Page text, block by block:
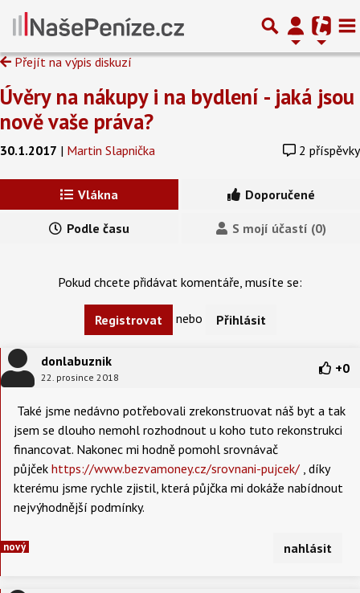
Přejít na výpis diskuzí
Úvěry na nákupy i na bydlení - jaká jsou
nově vaše práva?
30.1.2017 | Martin Slapnička 2 příspěvky
Vlákna Doporučené
Podle času S mojí účastí (0)
Pokud chcete přidávat komentáře, musíte se:
Registrovat nebo Přihlásit
donlabuznik
22. prosince 2018
+0
Také jsme nedávno potřebovali zrekonstruovat náš byt a tak
jsem se dlouho nemohl rozhodnout u koho tuto rekonstrukci
financovat. Nakonec mi hodně pomohl srovnávač
půjček https://www.bezvamoney.cz/srovnani-pujcek/ , díky
kterému jsme rychle zjistil, která půjčka mi dokáže nabídnout
nejvýhodnější podmínky.
nový nahlásit